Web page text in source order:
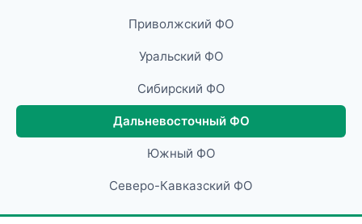
Приволжский ФО
Уральский ФО
Сибирский ФО
Дальневосточный ФО
Южный ФО
Северо-Кавказский ФО